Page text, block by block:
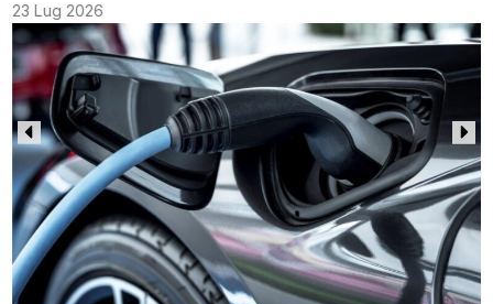
23 Lug 2026